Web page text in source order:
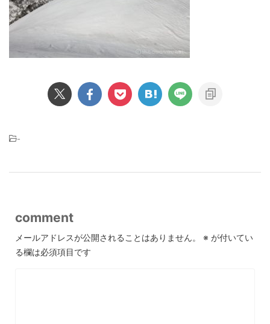
-
comment
メールアドレスが公開されることはありません。 ※ が付いてい
る欄は必須項目です